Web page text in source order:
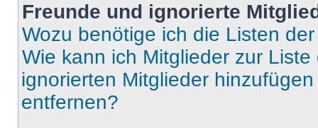
Freunde und ignorierte
Wozu benötige ich die Listen
Wie kann ich Mitglieder zur
ignorierten Mitglieder
entfernen?